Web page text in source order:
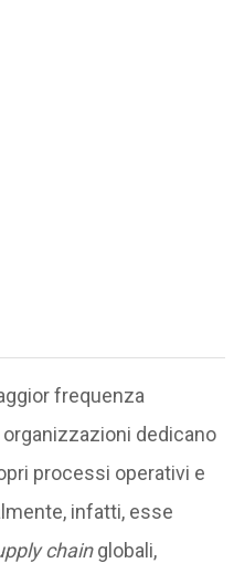
frequenza
dedicano
processi operativi e
infatti, esse
chainglobali,